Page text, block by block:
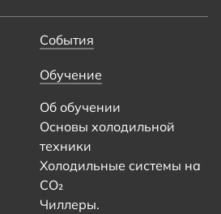
События
Обучение
Об обучении
Основы холодильной
техники
Холодильные системы на
CO₂
Чиллеры.